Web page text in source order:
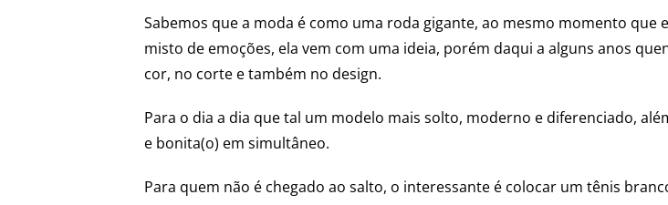
Sabemos que a moda é como uma roda gigante, ao mesmo momento que
misto de emoções, ela vem com uma ideia, porém daqui a alguns anos
cor, no corte e também no design.
Para o dia a dia que tal um modelo mais solto, moderno e diferenciado,
e bonita(o) em simultâneo.
Para quem não é chegado ao salto, o interessante é colocar um tênis